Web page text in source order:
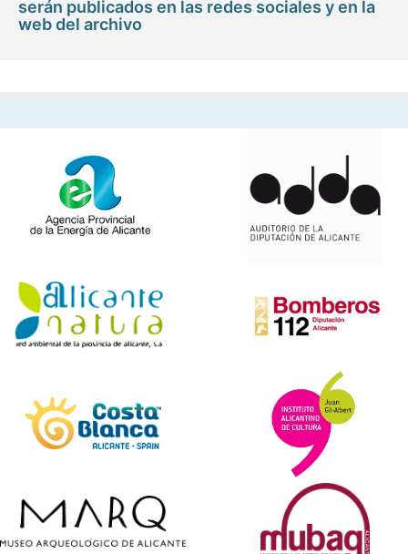
serán publicados en las redes sociales y en la
web del archivo